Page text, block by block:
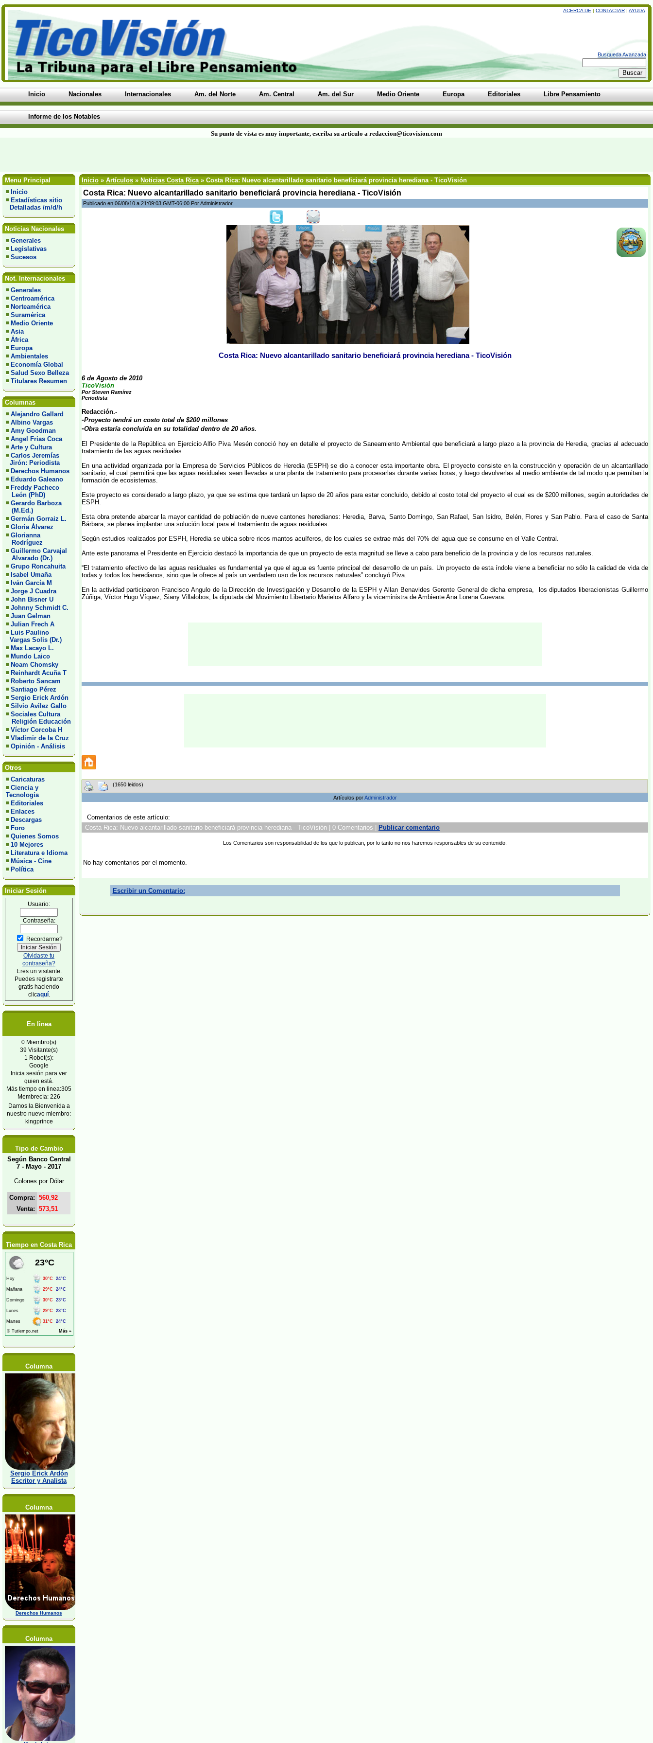
ACERCA DE | CONTACTAR | AYUDA
Busqueda Avanzada
Inicio Nacionales Internacionales Am. del Norte Am. Central Am. del Sur Medio Oriente Europa Editoriales Libre Pensamiento
Informe de los Notables
Su punto de vista es muy importante, escriba su artículo a redaccion@ticovision.com
Menu Principal
Inicio
Estadísticas sitio
Detalladas /m/d/h
Noticias Nacionales
Generales
Legislativas
Sucesos
Not. Internacionales
Generales
Centroamérica
Norteamérica
Suramérica
Medio Oriente
Asia
África
Europa
Ambientales
Economía Global
Salud Sexo Belleza
Titulares Resumen
Columnas
Alejandro Gallard
Albino Vargas
Amy Goodman
Angel Frias Coca
Arte y Cultura
Carlos Jeremías
Jirón: Periodista
Derechos Humanos
Eduardo Galeano
Freddy Pacheco
León (PhD)
Gerardo Barboza
(M.Ed.)
Germán Gorraiz L.
Gloria Álvarez
Glorianna
Rodríguez
Guillermo Carvajal
Alvarado (Dr.)
Grupo Roncahuita
Isabel Umaña
Iván García M
Jorge J Cuadra
John Bisner U
Johnny Schmidt C.
Juan Gelman
Julian Frech A
Luis Paulino
Vargas Solis (Dr.)
Max Lacayo L.
Mundo Laico
Noam Chomsky
Reinhardt Acuña T
Roberto Sancam
Santiago Pérez
Sergio Erick Ardón
Silvio Avilez Gallo
Sociales Cultura
Religión Educación
Víctor Corcoba H
Vladimir de la Cruz
Opinión - Análisis
Otros
Caricaturas
Ciencia y
Tecnología
Editoriales
Enlaces
Descargas
Foro
Quienes Somos
10 Mejores
Literatura e Idioma
Música - Cine
Política
Iniciar Sesión
Usuario:
Contraseña:
Recordarme?
Olvidaste tu
contraseña?
Eres un visitante.
Puedes registrarte
gratis haciendo
clicaquí.
En linea
0 Miembro(s)
39 Visitante(s)
1 Robot(s):
Google
Inicia sesión para ver
quien está.
Más tiempo en linea:305
Membrecía: 226
Damos la Bienvenida a
nuestro nuevo miembro:
kingprince
Tipo de Cambio
Según Banco Central
7 - Mayo - 2017
Colones por Dólar
Compra: 560,92
Venta: 573,51
Tiempo en Costa Rica
Columna
Sergio Erick Ardón
Escritor y Analista
Columna
Derechos Humanos
Columna
Inicio » Artículos » Noticias Costa Rica» Costa Rica: Nuevo alcantarillado sanitario beneficiará provincia herediana - TicoVisión
Costa Rica: Nuevo alcantarillado sanitario beneficiará provincia herediana - TicoVisión
Publicado en 06/08/10 a 21:09:03 GMT-06:00 Por Administrador
Costa Rica: Nuevo alcantarillado sanitario beneficiará provincia herediana - TicoVisión
6 de Agosto de 2010
TicoVisión
Por Steven Ramírez
Periodista
Redacción.-
-Proyecto tendrá un costo total de $200 millones
-Obra estaría concluida en su totalidad dentro de 20 años.
El Presidente de la República en Ejercicio Alfio Piva Mesén conoció hoy en detalle el proyecto de Saneamiento Ambiental que beneficiará a largo plazo a la provincia de Heredia, gracias al adecuado
tratamiento de las aguas residuales.
En una actividad organizada por la Empresa de Servicios Públicos de Heredia (ESPH) se dio a conocer esta importante obra. El proyecto consiste en la construcción y operación de un alcantarillado
sanitario, el cual permitirá que las aguas residuales sean llevadas a una planta de tratamiento para procesarlas durante varias horas, y luego devolverlas al medio ambiente de tal modo que permitan la
formación de ecosistemas.
Este proyecto es considerado a largo plazo, ya que se estima que tardará un lapso de 20 años para estar concluido, debido al costo total del proyecto el cual es de $200 millones, según autoridades de
ESPH.
Esta obra pretende abarcar la mayor cantidad de población de nueve cantones heredianos: Heredia, Barva, Santo Domingo, San Rafael, San Isidro, Belén, Flores y San Pablo. Para el caso de Santa
Bárbara, se planea implantar una solución local para el tratamiento de aguas residuales.
Según estudios realizados por ESPH, Heredia se ubica sobre ricos mantos acuíferos, de los cuales se extrae más del 70% del agua que se consume en el Valle Central.
Ante este panorama el Presidente en Ejercicio destacó la importancia de que un proyecto de esta magnitud se lleve a cabo para beneficio de la provincia y de los recursos naturales.
“El tratamiento efectivo de las aguas residuales es fundamental ya que el agua es fuente principal del desarrollo de un país. Un proyecto de esta índole viene a beneficiar no sólo la calidad de vida de
todas y todos los heredianos, sino que le ofrece al país un verdadero uso de los recursos naturales” concluyó Piva.
En la actividad participaron Francisco Angulo de la Dirección de Investigación y Desarrollo de la ESPH y Allan Benavides Gerente General de dicha empresa, los diputados liberacionistas Guillermo
Zúñiga, Víctor Hugo Víquez, Siany Villalobos, la diputada del Movimiento Libertario Marielos Alfaro y la viceministra de Ambiente Ana Lorena Guevara.
(1650 leidos)
Artículos porAdministrador
Comentarios de este artículo:
Costa Rica: Nuevo alcantarillado sanitario beneficiará provincia herediana - TicoVisión | 0 Comentarios |
Publicar comentario
Los Comentarios son responsabilidad de los que lo publican, por lo tanto no nos haremos responsables de su contenido.
No hay comentarios por el momento.
Escribir un Comentario: